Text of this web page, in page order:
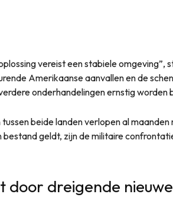
vereist een stabiele omgeving”,
Amerikaanse aanvallen en de
onderhandelingen ernstig worden
beide landen verlopen al
bestand geldt, zijn de militaire
door dreigende